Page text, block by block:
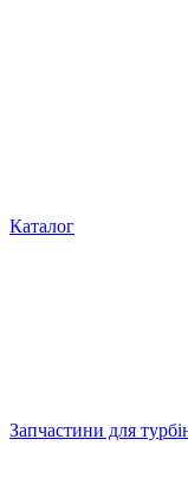
Каталог
Запчастини для